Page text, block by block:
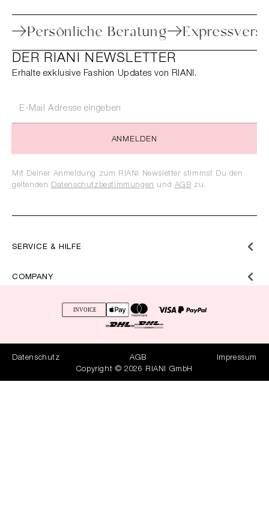
Persönliche Beratung
SERVICE & HILFE
COMPANY
DER RIANI NEWSLETTER
Erhalte exklusive Fashion Updates von RIANI.
ANMELDEN
Mit Deiner Anmeldung zum RIANI Newsletter stimmst Du den
geltenden Datenschutzbestimmungen und AGB zu.
Datenschutz AGB
Impressum
Copyright © 2026 RIANI GmbH